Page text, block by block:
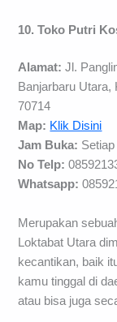
10. Toko Putri
Alamat: Jl.
Banjarbaru Utara,
70714
Map: Klik Disini
Jam Buka:
No Telp:
Whatsapp:
Merupakan
Loktabat Utara
kecantikan, baik
kamu tinggal di
atau bisa juga